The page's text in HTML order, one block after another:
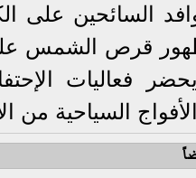
السائحين على
قرص الشمس
فعاليات
السياحية من